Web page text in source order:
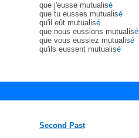
que j'eusse mutualisé
que tu eusses mutualisé
qu'il eût mutualisé
que nous eussions mutualisé
que vous eussiez mutualisé
qu'ils eussent mutualisé
Second Past